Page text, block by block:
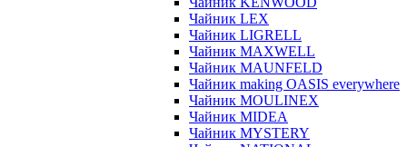
Чайник LEX
Чайник LIGRELL
Чайник MAXWELL
Чайник MAUNFELD
Чайник making OASIS everywhere
Чайник MOULINEX
Чайник MIDEA
Чайник MYSTERY